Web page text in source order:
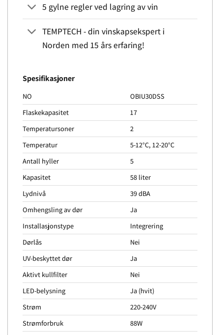
5 gylne regler ved lagring av vin
TEMPTECH - din vinskapsekspert i
Norden med 15 års erfaring!
Spesifikasjoner
NO
OBIU30DSS
Flaskekapasitet
17
Temperatursoner
2
Temperatur
5-12°C, 12-20°C
Antall hyller
5
Kapasitet
58 liter
Lydnivå
39 dBA
Omhengsling av dør
Ja
Installasjonstype
Integrering
Dørlås
Nei
UV-beskyttet dør
Ja
Aktivt kullfilter
Nei
LED-belysning
Ja (hvit)
Strøm
220-240V
Strømforbruk
88W